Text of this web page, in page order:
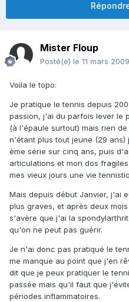
Mister Floup
Posté(e) le 11 mars 2009
Voila le topo:
Je pratique le tennis depuis
passion, j'ai du parfois lever le
(à l'épaule surtout) mais rien
n'étant plus tout jeune (29
ème série sur cinq ans, puis
articulations et mon dos
mes vieux jours une vie
Mais depuis début Janvier, j'ai
plus graves, et après deux
s'avère que j'ai la
qu'on ne peut pas guérir.
Je n'ai donc pas pratiqué le
me manque au point que j'en
dit que je peux pratiquer le
passée mais qu'il faut que
périodes inflammatoires.